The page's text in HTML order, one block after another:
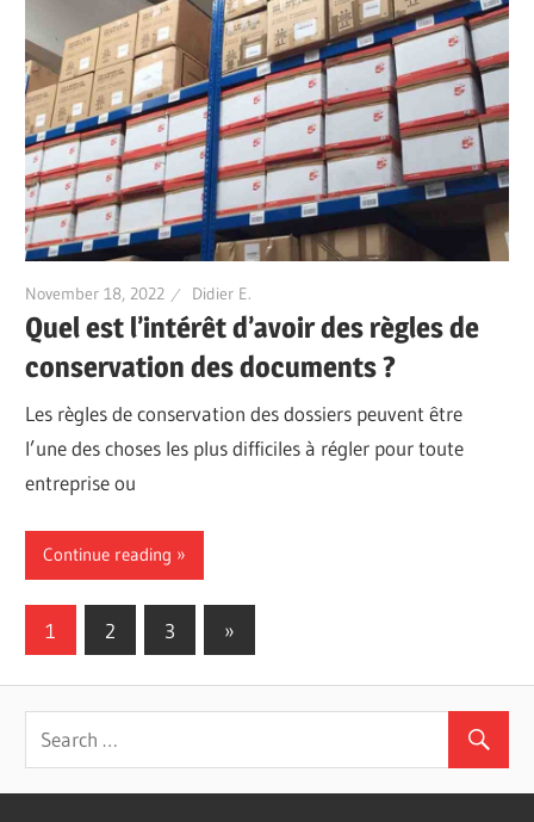
November 18, 2022 Didier E.
Quel est l’intérêt d’avoir des règles de
conservation des documents ?
Les règles de conservation des dossiers peuvent être
l’une des choses les plus difficiles à régler pour toute
entreprise ou
Continue reading
Posts
1 2 3
Next
Posts
»